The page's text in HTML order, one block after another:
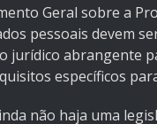
Geral sobre a
pessoais devem
jurídico abrangente
específicos
não haja uma